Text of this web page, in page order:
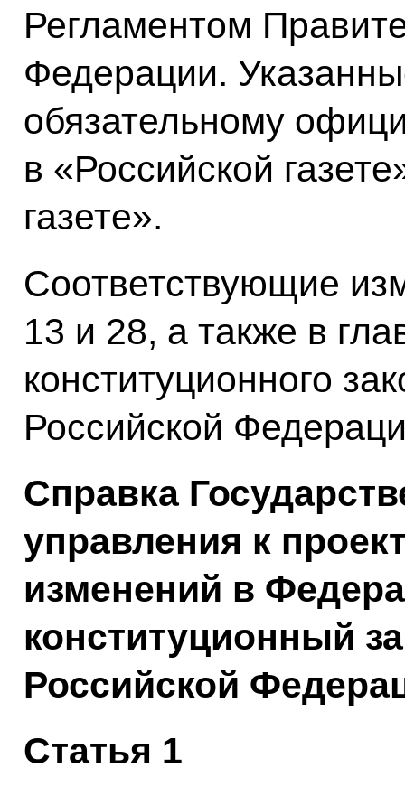
Регламентом
Федерации.
обязательному
в «Российской
газете».
Соответствующие
13 и 28, а также в
конституционного
Российской
Справка
управления к
изменений в
конституционный
Российской
Статья 1